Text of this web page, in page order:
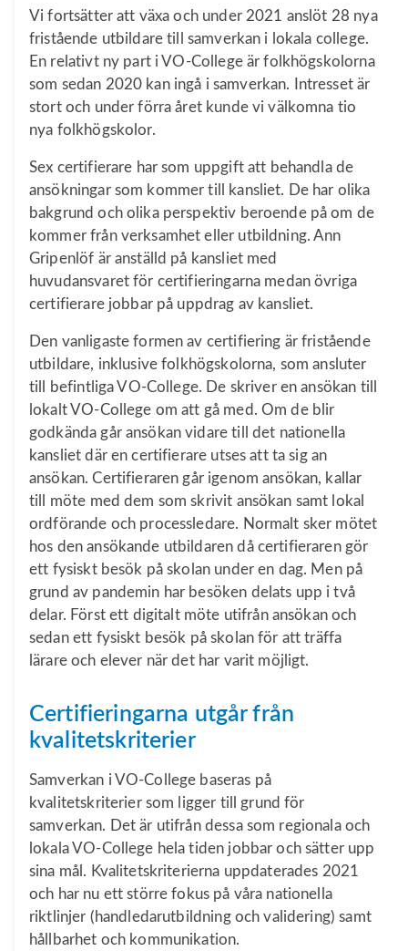
Vi fortsätter att växa och under 2021 anslöt 28 nya
fristående utbildare till samverkan i lokala college.
En relativt ny part i VO-College är folkhögskolorna
som sedan 2020 kan ingå i samverkan. Intresset är
stort och under förra året kunde vi välkomna tio
nya folkhögskolor.
Sex certifierare har som uppgift att behandla de
ansökningar som kommer till kansliet. De har olika
bakgrund och olika perspektiv beroende på om de
kommer från verksamhet eller utbildning. Ann
Gripenlöf är anställd på kansliet med
huvudansvaret för certifieringarna medan övriga
certifierare jobbar på uppdrag av kansliet.
Den vanligaste formen av certifiering är fristående
utbildare, inklusive folkhögskolorna, som ansluter
till befintliga VO-College. De skriver en ansökan till
lokalt VO-College om att gå med. Om de blir
godkända går ansökan vidare till det nationella
kansliet där en certifierare utses att ta sig an
ansökan. Certifieraren går igenom ansökan, kallar
till möte med dem som skrivit ansökan samt lokal
ordförande och processledare. Normalt sker mötet
hos den ansökande utbildaren då certifieraren gör
ett fysiskt besök på skolan under en dag. Men på
grund av pandemin har besöken delats upp i två
delar. Först ett digitalt möte utifrån ansökan och
sedan ett fysiskt besök på skolan för att träffa
lärare och elever när det har varit möjligt.
Certifieringarna utgår från
kvalitetskriterier
Samverkan i VO-College baseras på
kvalitetskriterier som ligger till grund för
samverkan. Det är utifrån dessa som regionala och
lokala VO-College hela tiden jobbar och sätter upp
sina mål. Kvalitetskriterierna uppdaterades 2021
och har nu ett större fokus på våra nationella
riktlinjer (handledarutbildning och validering) samt
hållbarhet och kommunikation.